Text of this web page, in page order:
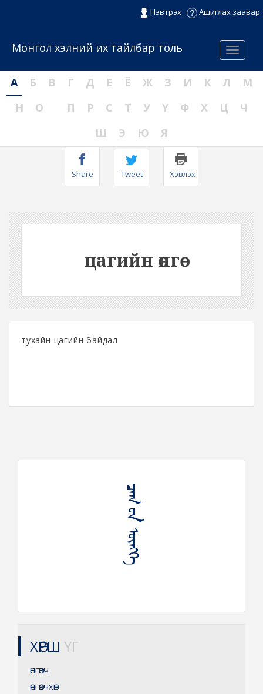
Нэвтрэх Ашиглах заавар
Menu
Монгол хэлний их тайлбар толь
А Б В Г Д Е Ё Ж З И К Л
М
Н
О П Р С Т У Ү Ф Х Ц
Ч
Ш
Э Ю Я
Share Tweet Хэвлэх
цагийн өнгө
тухайн цагийн байдал
ᠴᠠᠭ ᠤᠨ ᠥᠩᠭᠡ
ХӨРШ ҮГ
ӨНГӨВЧ
ӨНГӨВЧХӨН